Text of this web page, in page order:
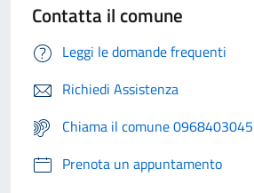
Contatta il comune
Leggi le domande frequenti
Richiedi Assistenza
Chiama il comune
Prenota un appuntamento